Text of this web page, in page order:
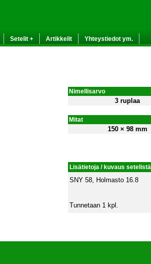
Setelit + Artikkelit Yhteystiedot ym.
Nimellisarvo
3 ruplaa
Mitat
150 × 98 mm
Lisätietoja / kuvaus setelistä
SNY 58, Holmasto 16.8
Tunnetaan 1 kpl.